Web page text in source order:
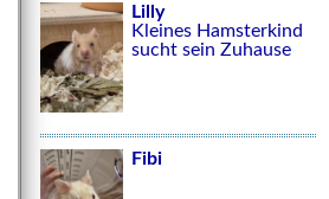
Lilly
Kleines Hamsterkind
sucht sein Zuhause
Fibi